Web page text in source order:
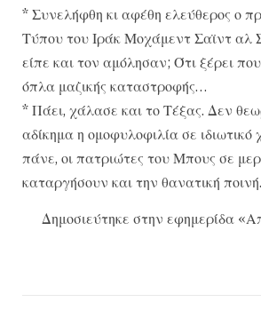
* Συνελήφθη κι αφέθη ελεύθερος ο
Τύπου του Ιράκ Μοχάμεντ Σαϊντ αλ
είπε και τον αμόλησαν; Ότι ξέρει
όπλα μαζικής καταστροφής…
* Πάει, χάλασε και το Τέξας. Δεν
αδίκημα η ομοφυλοφιλία σε ιδιωτικό
πάνε, οι πατριώτες του Μπους σε
καταργήσουν και την θανατική
Δημοσιεύτηκε στην εφημερίδα